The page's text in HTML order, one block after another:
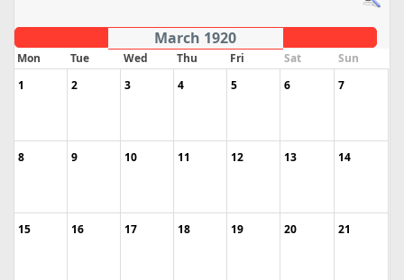
March 1920
Mon Tue Wed Thu Fri Sat
Sun
1
2 3 4 5 6 7
8 9 10 11 12 13 14
15 16 17 18 19 20 21